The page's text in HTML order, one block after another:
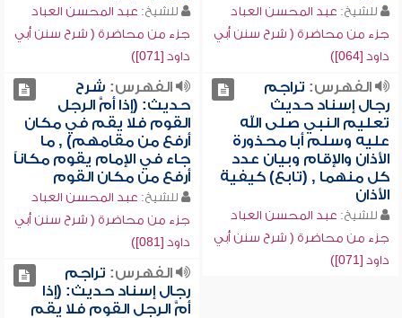
للشيخ: عبد المحسن العباد
جزء من محاضرة ( شرح سنن أبي
داود [064])
للشيخ: عبد المحسن العباد
جزء من محاضرة ( شرح سنن أبي
داود [071])
الفهرس: تراجم
رجال إسناد حديث
تعليم النبي صلى الله
عليه وسلم أبا محذورة
الأذان والإقام وبيان عدد
كل منهما , (تابع) كيفية
الأذان
للشيخ: عبد المحسن العباد
جزء من محاضرة ( شرح سنن أبي
داود [071])
الفهرس: شرح
حديث: (إذا أمَّ الرجل
القوم فلا يقم في مكان
أرفع من مقامهم) , ما
جاء في الإمام يقوم مكاناً
أرفع من مكان القوم
للشيخ: عبد المحسن العباد
جزء من محاضرة ( شرح سنن أبي
داود [081])
الفهرس: تراجم
رجال إسناد حديث: (إذا
أمَّ الرجل القوم فلا يقم